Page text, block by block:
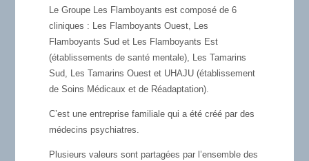
Le Groupe Les Flamboyants est composé de 6
cliniques : Les Flamboyants Ouest, Les
Flamboyants Sud et Les Flamboyants Est
(établissements de santé mentale), Les Tamarins
Sud, Les Tamarins Ouest et UHAJU (établissement
de Soins Médicaux et de Réadaptation).
C’est une entreprise familiale qui a été créé par des
médecins psychiatres.
Plusieurs valeurs sont partagées par l’ensemble des